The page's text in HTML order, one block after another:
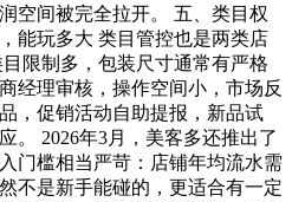
空间被完全拉开。 五、类目权
能玩多大 类目管控也是两类店
限制多，包装尺寸通常有严格
经理审核，操作空间小，市场反
，促销活动自助提报，新品试
。 2026年3月，美客多还推出了
门槛相当严苛：店铺年均流水需
不是新手能碰的，更适合有一定